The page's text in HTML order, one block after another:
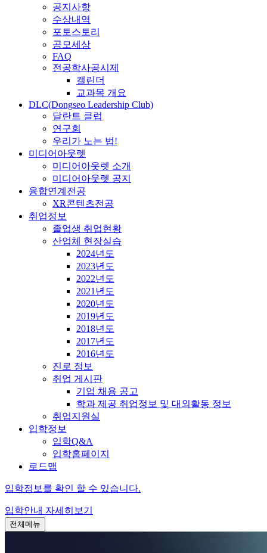
공지사항
수상내역
포토스토리
공모세상
FAQ
전공학사공시제
캘린더
교과목 개요
DLC(Dongseo Leadership Club)
달란트 클럽
연구회
우리가 노는 법!
미디어아웃렛
미디어아웃렛 소개
미디어아웃렛 공지
융합연계전공
XR콘텐츠전공
취업정보
졸업생 취업현황
산업체 현장실습
2024년도
2023년도
2022년도
2021년도
2020년도
2019년도
2018년도
2017년도
2016년도
진로 정보
취업 게시판
기업 채용 공고
학과 제공 취업정보 및 대외활동 정보
취업지원실
입학정보
입학Q&A
입학홈페이지
로드맵
입학정보를 확인 할 수 있습니다.
입학안내 자세히보기
전체메뉴